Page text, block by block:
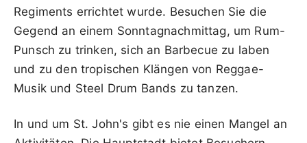
Regiments errichtet wurde. Besuchen Sie die
Gegend an einem Sonntagnachmittag, um Rum-
Punsch zu trinken, sich an Barbecue zu laben
und zu den tropischen Klängen von Reggae-
Musik und Steel Drum Bands zu tanzen.
In und um St. John's gibt es nie einen Mangel an